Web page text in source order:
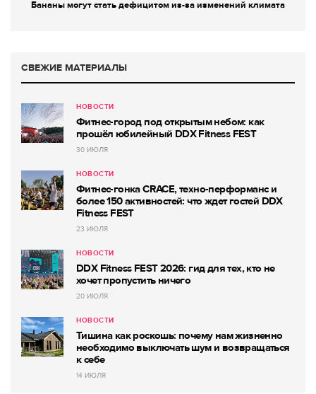
Бананы могут стать дефицитом из-за изменений климата
СВЕЖИЕ МАТЕРИАЛЫ
НОВОСТИ
Фитнес-город под открытым небом: как
прошёл юбилейный DDX Fitness FEST
30 ИЮЛЯ
НОВОСТИ
Фитнес-гонка CRACE, техно-перформанс и
более 150 активностей: что ждет гостей DDX
Fitness FEST
23 ИЮЛЯ
НОВОСТИ
DDX Fitness FEST 2026: гид для тех, кто не
хочет пропустить ничего
20 ИЮЛЯ
НОВОСТИ
Тишина как роскошь: почему нам жизненно
необходимо выключать шум и возвращаться
к себе
14 ИЮЛЯ